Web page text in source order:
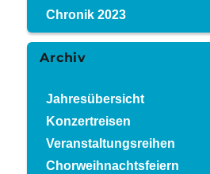
Chronik 2023
Archiv
Jahresübersicht
Konzertreisen
Veranstaltungsreihen
Chorweihnachtsfeiern